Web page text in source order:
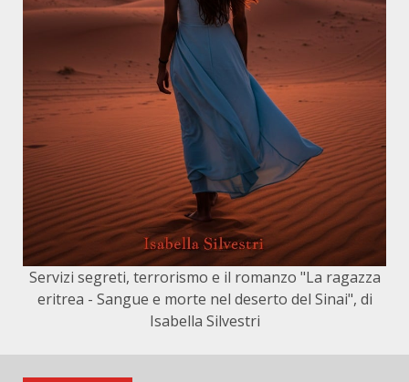
Servizi segreti, terrorismo e il romanzo "La ragazza
eritrea - Sangue e morte nel deserto del Sinai", di
Isabella Silvestri